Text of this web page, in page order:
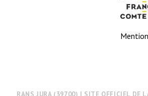
RANS JURA (39700) | SITE OFFICIEL DE